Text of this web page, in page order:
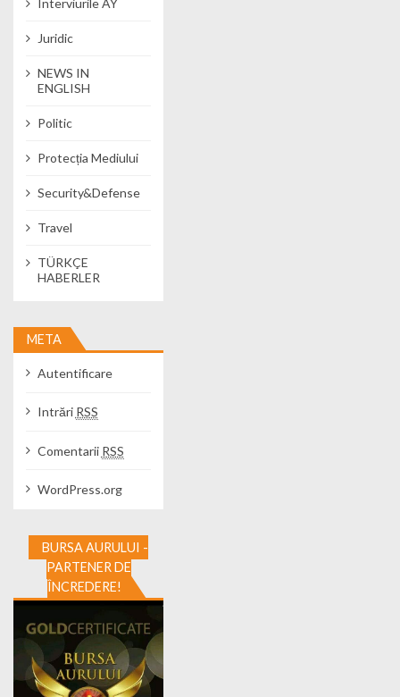
Interviurile AY
Juridic
NEWS IN
ENGLISH
Politic
Protecția Mediului
Security&Defense
Travel
TÜRKÇE
HABERLER
META
Autentificare
Intrări RSS
Comentarii RSS
WordPress.org
BURSA AURULUI -
PARTENER DE
ÎNCREDERE!